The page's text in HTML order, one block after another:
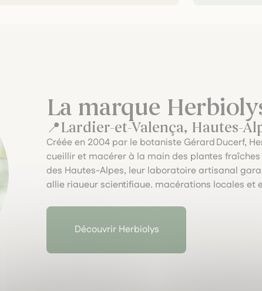
La marque
Lardier-et-Valença, Hautes-
Créée en 2004 par le botaniste Gérard Ducerf,
cueillir et macérer à la main des plantes
des Hautes-Alpes, leur laboratoire artisanal
allie rigueur scientifique, macérations locales et
Découvrir Herbiolys